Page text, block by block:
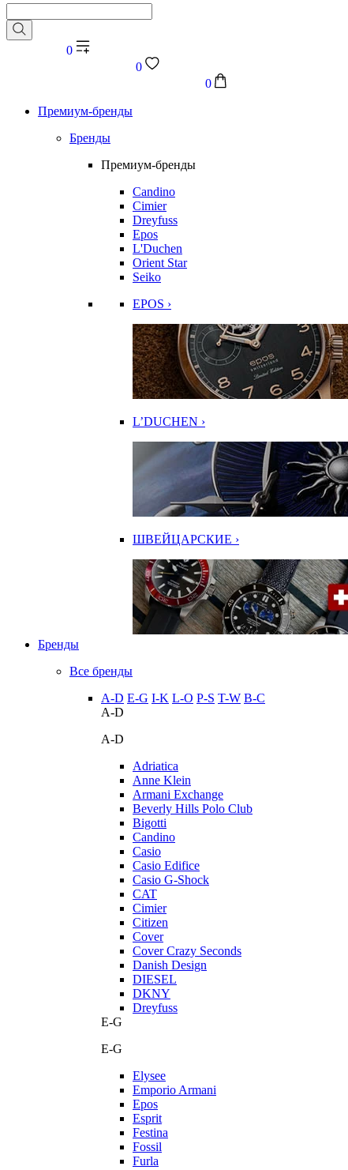
0
0
0
Премиум-бренды
Бренды
Премиум-бренды
Candino
Cimier
Dreyfuss
Epos
L'Duchen
Orient Star
Seiko
EPOS ›
L’DUCHEN ›
ШВЕЙЦАРСКИЕ ›
Бренды
Все бренды
A-D E-G I-K L-O P-S T-W В-С
A-D
A-D
Adriatica
Anne Klein
Armani Exchange
Beverly Hills Polo Club
Bigotti
Candino
Casio
Casio Edifice
Casio G-Shock
CAT
Cimier
Citizen
Cover
Cover Crazy Seconds
Danish Design
DIESEL
DKNY
Dreyfuss
E-G
E-G
Elysee
Emporio Armani
Epos
Esprit
Festina
Fossil
Furla